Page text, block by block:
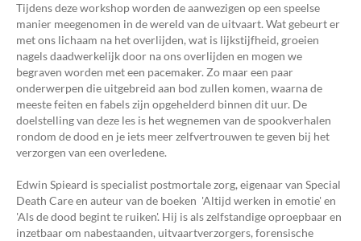
Tijdens deze workshop worden de aanwezigen op een speelse
manier meegenomen in de wereld van de uitvaart. Wat gebeurt er
met ons lichaam na het overlijden, wat is lijkstijfheid, groeien
nagels daadwerkelijk door na ons overlijden en mogen we
begraven worden met een pacemaker. Zo maar een paar
onderwerpen die uitgebreid aan bod zullen komen, waarna de
meeste feiten en fabels zijn opgehelderd binnen dit uur. De
doelstelling van deze les is het wegnemen van de spookverhalen
rondom de dood en je iets meer zelfvertrouwen te geven bij het
verzorgen van een overledene.
Edwin Spieard is specialist postmortale zorg, eigenaar van Special
Death Care en auteur van de boeken 'Altijd werken in emotie' en
'Als de dood begint te ruiken'. Hij is als zelfstandige oproepbaar en
inzetbaar om nabestaanden, uitvaartverzorgers, forensische